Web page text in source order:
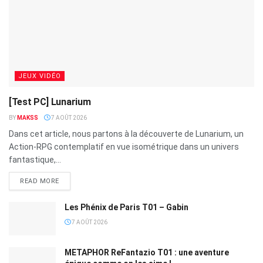
JEUX VIDÉO
[Test PC] Lunarium
BY MAKSS 7 AOÛT 2026
Dans cet article, nous partons à la découverte de Lunarium, un
Action-RPG contemplatif en vue isométrique dans un univers
fantastique,...
READ MORE
Les Phénix de Paris T01 – Gabin
7 AOÛT 2026
METAPHOR ReFantazio T01 : une aventure